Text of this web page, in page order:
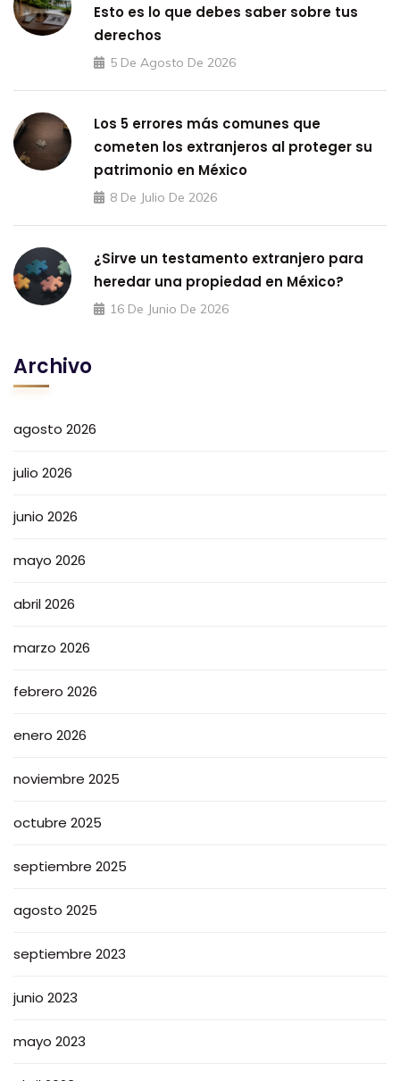
Esto es lo que debes saber sobre tus
derechos
5 De Agosto De 2026
Los 5 errores más comunes que
cometen los extranjeros al proteger su
patrimonio en México
8 De Julio De 2026
¿Sirve un testamento extranjero para
heredar una propiedad en México?
16 De Junio De 2026
Archivo
agosto 2026
julio 2026
junio 2026
mayo 2026
abril 2026
marzo 2026
febrero 2026
enero 2026
noviembre 2025
octubre 2025
septiembre 2025
agosto 2025
septiembre 2023
junio 2023
mayo 2023